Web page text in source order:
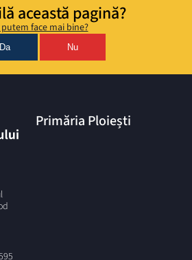
această pagină?
putem face mai bine?
Da Nu
Primăria Ploiești